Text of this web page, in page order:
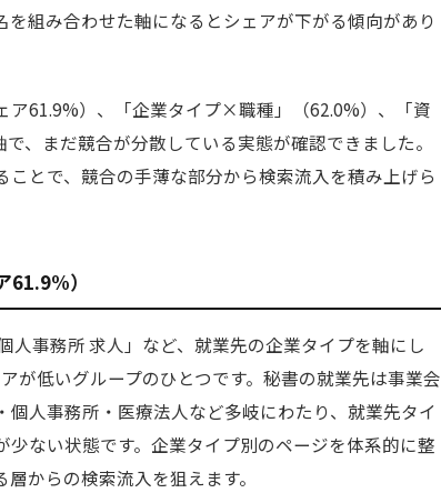
組み合わせた軸になるとシェアが下がる傾向があり
ア61.9%）、「企業タイプ×職種」（62.0%）、「資
、まだ競合が分散している実態が確認できました。
とで、競合の手薄な部分から検索流入を積み上げら
）
人事務所 求人」など、就業先の企業タイプを軸にし
が低いグループのひとつです。秘書の就業先は事業会
人事務所・医療法人など多岐にわたり、就業先タイ
ない状態です。企業タイプ別のページを体系的に整
からの検索流入を狙えます。